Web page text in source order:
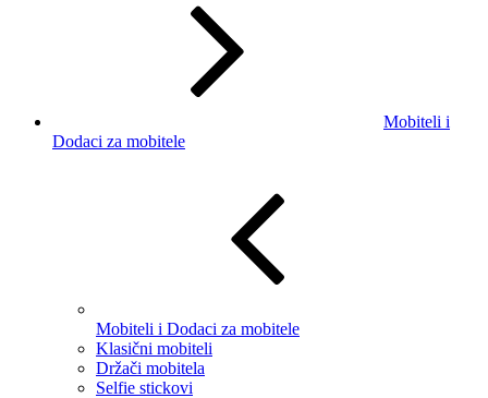
Mobiteli i
Dodaci za mobitele
Mobiteli i Dodaci za mobitele
Klasični mobiteli
Držači mobitela
Selfie stickovi